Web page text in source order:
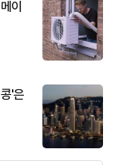
이
'은